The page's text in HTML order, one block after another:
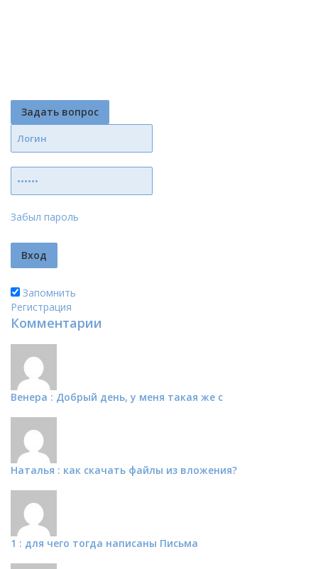
Задать вопрос
Забыл пароль
Запомнить
Регистрация
Комментарии
Венера : Добрый день, у меня такая же с
Наталья : как скачать файлы из вложения?
1 : для чего тогда написаны Письма